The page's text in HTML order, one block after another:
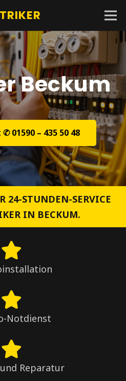
Beckum
01590 – 435 50 48
24-STUNDEN-SERVICE
IN BECKUM.
Notdienst
Reparatur